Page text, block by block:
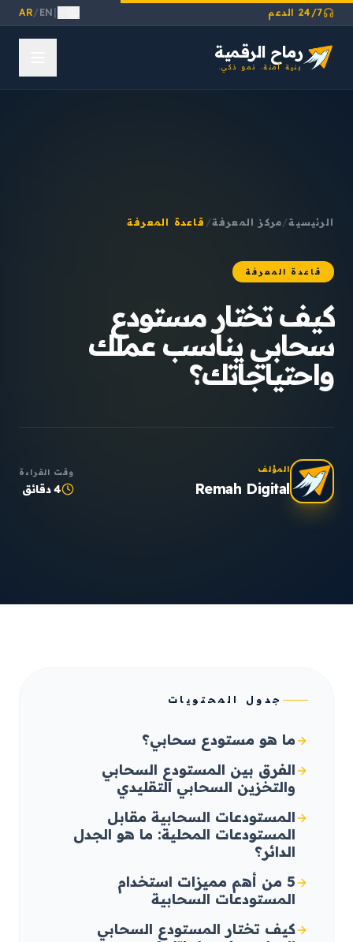
24/7 الدعم EN
/
AR
رماح الرقمية
بنية آمنة. نمو ذكي.
الرئيسية/مركز المعرفة/ قاعدة المعرفة
قاعدة المعرفة
كيف تختار مستودع
سحابي يناسب عملك
واحتياجاتك؟
المؤلف
Remah Digital
وقت القراءة
4 دقائق
جدول المحتويات
ما هو مستودع سحابي؟
الفرق بين المستودع السحابي
والتخزين السحابي التقليدي
المستودعات السحابية مقابل
المستودعات المحلية: ما هو الجدل
الدائر؟
5 من أهم مميزات استخدام
المستودعات السحابية
كيف تختار المستودع السحابي